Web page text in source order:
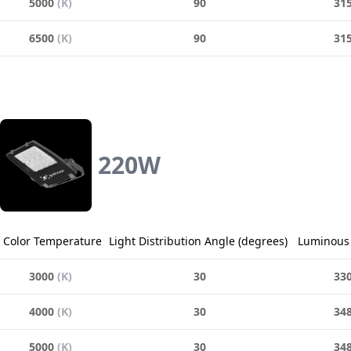
5000 (K) 90
6500 (K) 90
220W
Color Temperature Light Distribution Angle (degrees)
3000 (K) 30
4000 (K) 30
5000 (K) 30